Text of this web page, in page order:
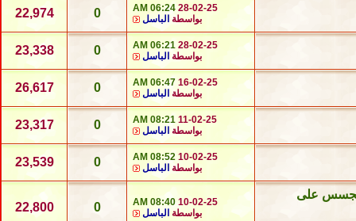
28-02-25
06:24 AM
بواسطة الباسل 0
22,974
28-02-25
06:21 AM
بواسطة الباسل 0
23,338
16-02-25
06:47 AM
بواسطة الباسل 0
26,617
11-02-25
08:21 AM
بواسطة الباسل 0
23,317
10-02-25
08:52 AM
بواسطة الباسل 0
23,539
على
10-02-25
08:40 AM
بواسطة الباسل 0
22,800